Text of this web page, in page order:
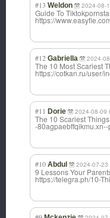
#13 Weldon 2024-08-
Guide To
https://
#12 Gabriella 2024-
The 10 Most Scariest
https://cotkan.ru/user/
#11 Dorie 2024-08-09
The 10 Scariest
-
#10 Abdul 2024-07-23
9 Lessons Your
https://telegra.ph/10-